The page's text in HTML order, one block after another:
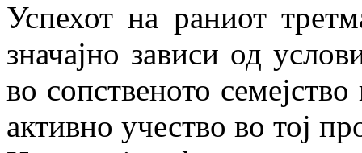
Успехот на раниот
значајно за­ви­си од
во сопственото
активно учество во тој